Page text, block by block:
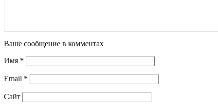
Ваше сообщение в комментах
Имя *
Email *
Сайт